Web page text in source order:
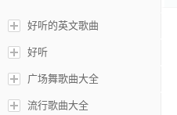
好听的英文歌曲
好听
广场舞歌曲大全
流行歌曲大全